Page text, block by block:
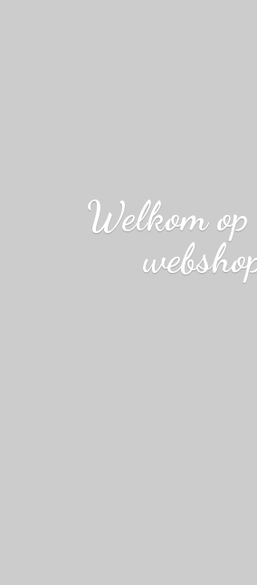
Welkom